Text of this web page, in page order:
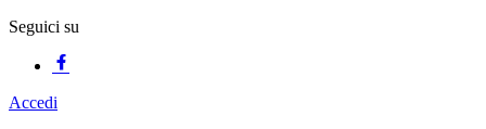
Seguici su
Accedi